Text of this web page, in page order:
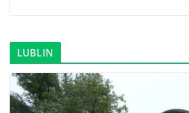
LUBLIN